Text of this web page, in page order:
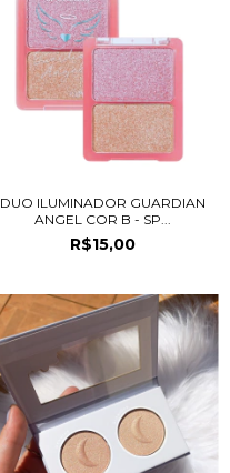
DUO ILUMINADOR GUARDIAN
ANGEL COR B - SP...
R$15,00